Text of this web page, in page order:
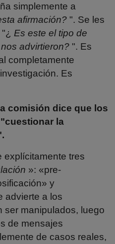
simplemente a
afirmación? ". Se les
Es este el tipo de
advirtieron? ". Es
completamente
Es
comisión dice que los
la
explícitamente tres
»: «pre-
y
advierte a los
ser manipulados, luego
de mensajes
de casos reales,